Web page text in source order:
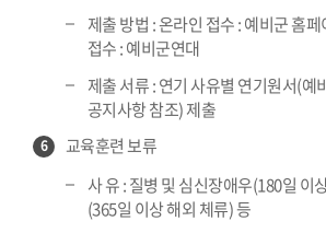
제출 방법 : 온라인 접수 : 예비군 홈
접수 : 예비군연대
제출 서류 : 연기 사유별 연기원서(
공지사항 참조) 제출
6
교육훈련 보류
사 유 : 질병 및 심신장애우(180일 이
(365일 이상 해외 체류) 등